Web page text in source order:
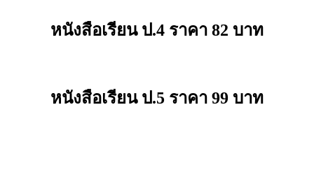
หนังสือเรียน ป.4 ราคา 82 บาท
หนังสือเรียน ป.5 ราคา 99 บาท